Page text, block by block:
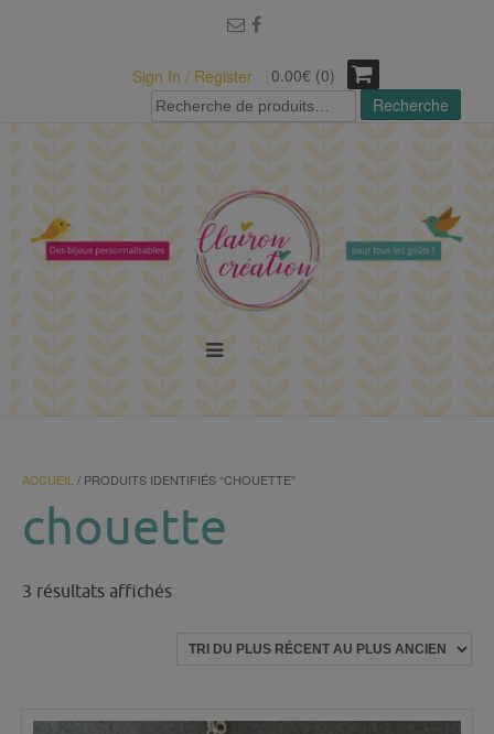
Sign In / Register
0.00€ (0)
Recherche
pour :
Recherche
ACCUEIL / PRODUITS IDENTIFIÉS “CHOUETTE”
chouette
3 résultats affichésTrié
plus
plus